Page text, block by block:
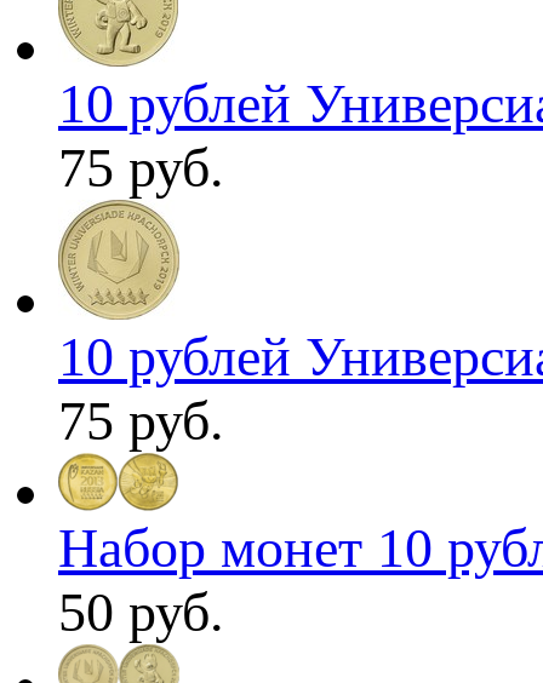
10 рублей
75 руб.
10 рублей
75 руб.
Набор монет 10
50 руб.